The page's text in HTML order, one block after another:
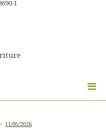
1
11/05/2026